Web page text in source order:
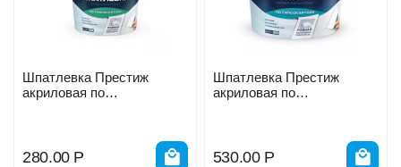
Шпатлевка Престиж
акриловая по
280.00 Р
Шпатлевка Престиж
акриловая по
530.00 Р